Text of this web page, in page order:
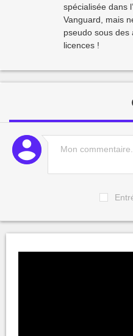
spécialisée dans
Vanguard, mais
pseudo sous des
licences !